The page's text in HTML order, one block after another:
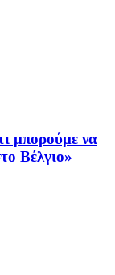
μπορούμε να
Βέλγιο»